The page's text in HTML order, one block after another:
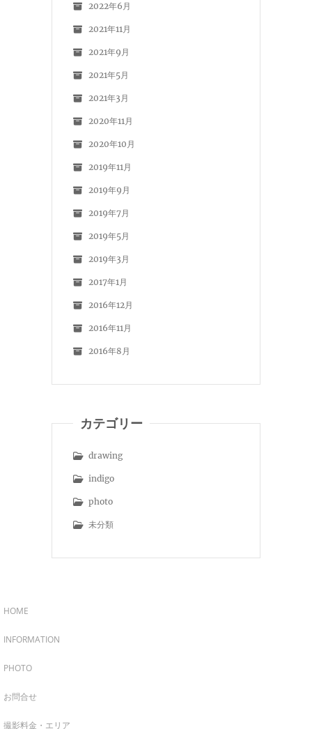
2022年6月
2021年11月
2021年9月
2021年5月
2021年3月
2020年11月
2020年10月
2019年11月
2019年9月
2019年7月
2019年5月
2019年3月
2017年1月
2016年12月
2016年11月
2016年8月
カテゴリー
drawing
indigo
photo
未分類
HOME
INFORMATION
PHOTO
お問合せ
撮影料金・エリア